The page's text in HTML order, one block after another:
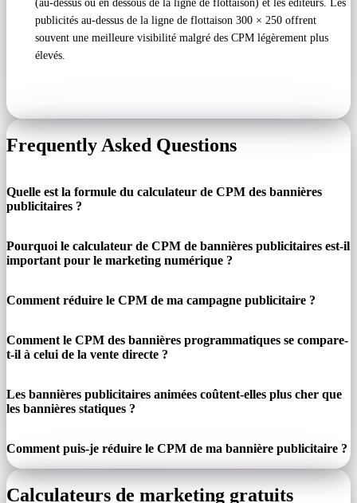
(au-dessus ou en dessous de la ligne de flottaison) et les éditeurs. Les
publicités au-dessus de la ligne de flottaison 300 × 250 offrent
souvent une meilleure visibilité malgré des CPM légèrement plus
élevés.
Frequently Asked Questions
Quelle est la formule du calculateur de CPM des bannières
publicitaires ?
Pourquoi le calculateur de CPM de bannières publicitaires est-il
important pour le marketing numérique ?
Comment réduire le CPM de ma campagne publicitaire ?
Comment le CPM des bannières programmatiques se compare-
t-il à celui de la vente directe ?
Les bannières publicitaires animées coûtent-elles plus cher que
les bannières statiques ?
Comment puis-je réduire le CPM de ma bannière publicitaire ?
Calculateurs de marketing gratuits